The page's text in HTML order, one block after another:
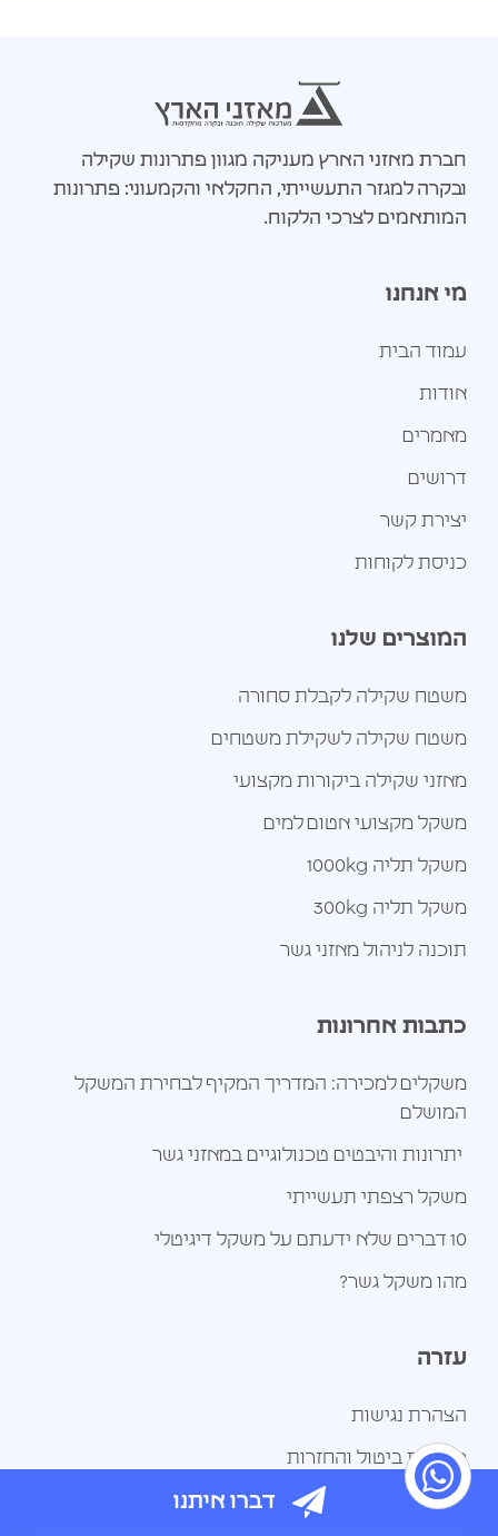
לנציג וואטסאפ
דברו איתנו
חברת מאזני הארץ מעניקה מגוון פתרונות שקילה
ובקרה למגזר התעשייתי, החקלאי והקמעוני: פתרונות
המותאמים לצרכי הלקוח.
מי אנחנו
עמוד הבית
אודות
מאמרים
דרושים
יצירת קשר
כניסת לקוחות
המוצרים שלנו
משטח שקילה לקבלת סחורה
משטח שקילה לשקילת משטחים
מאזני שקילה ביקורות מקצועי
משקל מקצועי אטום למים
משקל תליה 1000kg
משקל תליה 300kg
תוכנה לניהול מאזני גשר
כתבות אחרונות
משקלים למכירה: המדריך המקיף לבחירת המשקל
המושלם
יתרונות והיבטים טכנולוגיים במאזני גשר
משקל רצפתי תעשייתי
10 דברים שלא ידעתם על משקל דיגיטלי
מהו משקל גשר?
עזרה
הצהרת נגישות
מדיניות ביטול והחזרות
מדיניות פרטיות